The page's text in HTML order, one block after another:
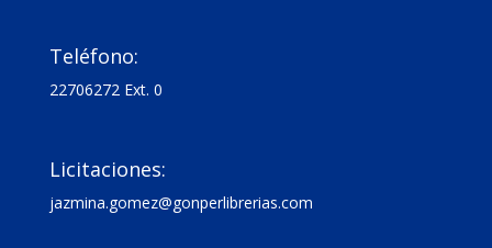
Teléfono:
22706272 Ext. 0
Licitaciones:
jazmina.gomez@gonperlibrerias.com